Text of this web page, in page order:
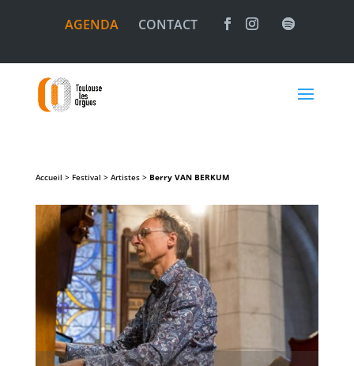
AGENDA CONTACT
Accueil > Festival > Artistes > Berry VAN BERKUM